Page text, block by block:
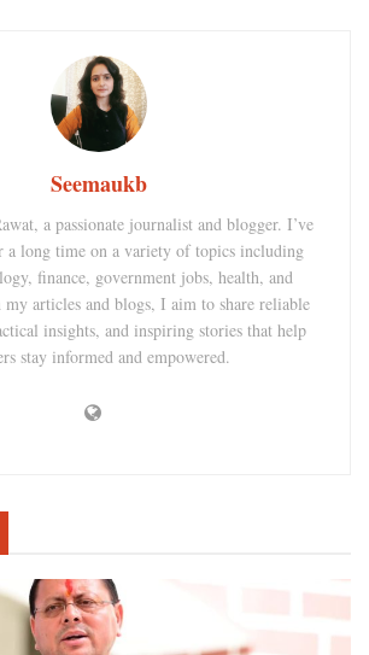
Seemaukb
a passionate journalist and blogger. I’ve
a long time on a variety of topics including
finance, government jobs, health, and
articles and blogs, I aim to share reliable
insights, and inspiring stories that help
stay informed and empowered.